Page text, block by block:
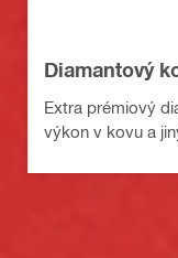
Diamantový
Extra prémiový
výkon v kovu a